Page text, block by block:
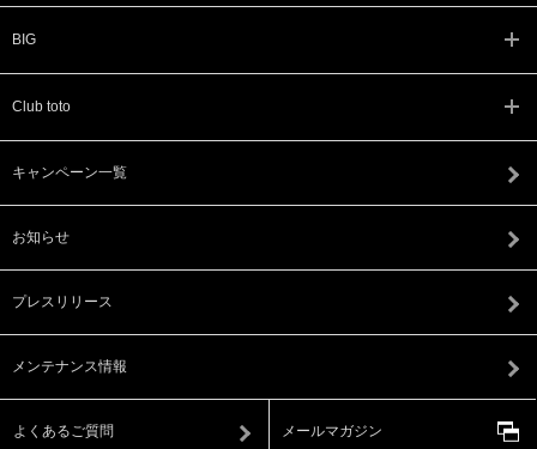
BIG
Club toto
キャンペーン一覧
お知らせ
プレスリリース
メンテナンス情報
よくあるご質問 メールマガジン